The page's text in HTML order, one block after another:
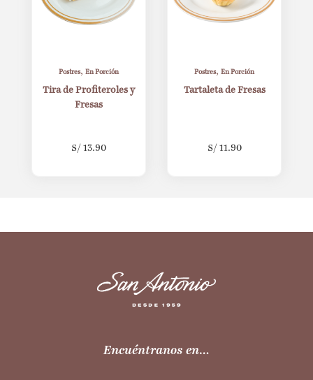
Postres, En Porción
Tira de Profiteroles y
Fresas
S/ 13.90
Postres,En Porción
Tartaleta de Fresas
S/ 11.90
Encuéntranos en…